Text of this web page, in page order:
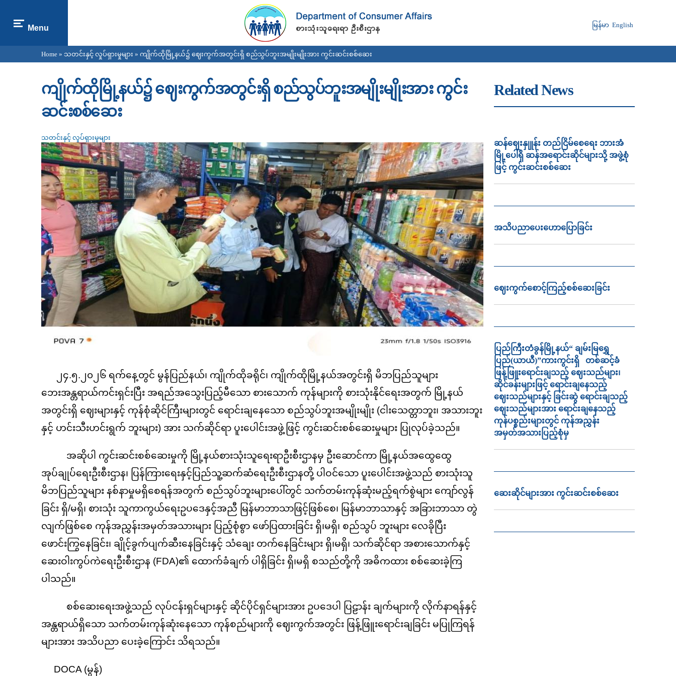
main
content
မြန်မာ English
Menu
You are here
Home » သတင်းနှင့် လှုပ်ရှားမှုများ » ကျိုက်ထိုမြို့နယ်၌ ဈေးကွက်အတွင်းရှိ စည်သွပ်ဘူးအမျိုးမျိုးအား ကွင်းဆင်းစစ်ဆေး
ကျိုက်ထိုမြို့နယ်၌ ဈေးကွက်အတွင်းရှိ စည်သွပ်ဘူးအမျိုးမျိုးအား ကွင်း
ဆင်းစစ်ဆေး
သတင်းနှင့် လှုပ်ရှားမှုများ
၂၄.၅.၂၀၂၆ ရက်နေ့တွင် မွန်ပြည်နယ်၊ ကျိုက်ထိုခရိုင်၊ ကျိုက်ထိုမြို့နယ်အတွင်းရှိ မိဘပြည်သူများ
ဘေးအန္တရာယ်ကင်းရှင်းပြီး အရည်အသွေးပြည့်မီသော စားသောက် ကုန်များကို စားသုံးနိုင်ရေးအတွက် မြို့နယ်
အတွင်းရှိ ဈေးများနှင့် ကုန်စုံဆိုင်ကြီးများတွင် ရောင်းချနေသော စည်သွပ်ဘူးအမျိုးမျိုး (ငါးသေတ္တာဘူး၊ အသားဘူး
နှင့် ဟင်းသီးဟင်းရွက် ဘူးများ) အား သက်ဆိုင်ရာ ပူးပေါင်းအဖွဲ့ဖြင့် ကွင်းဆင်းစစ်ဆေးမှုများ ပြုလုပ်ခဲ့သည်။
အဆိုပါ ကွင်းဆင်းစစ်ဆေးမှုကို မြို့နယ်စားသုံးသူရေးရာဦးစီးဌာနမှ ဦးဆောင်ကာ မြို့နယ်အထွေထွေ
အုပ်ချုပ်ရေးဦးစီးဌာန၊ ပြန်ကြားရေးနှင့်ပြည်သူ့ဆက်ဆံရေးဦးစီးဌာနတို့ ပါဝင်သော ပူးပေါင်းအဖွဲ့သည် စားသုံးသူ
မိဘပြည်သူများ နစ်နာမှုမရှိစေရန်အတွက် စည်သွပ်ဘူးများပေါ်တွင် သက်တမ်းကုန်ဆုံးမည့်ရက်စွဲများ ကျော်လွန်
ခြင်း ရှိ/မရှိ၊ စားသုံး သူကာကွယ်ရေးဥပဒေနှင့်အညီ မြန်မာဘာသာဖြင့်ဖြစ်စေ၊ မြန်မာဘာသာနှင့် အခြားဘာသာ တွဲ
လျက်ဖြစ်စေ ကုန်အညွှန်းအမှတ်အသားများ ပြည့်စုံစွာ ဖော်ပြထားခြင်း ရှိ၊မရှိ၊ စည်သွပ် ဘူးများ လေခိုပြီး
ဖောင်းကြွနေခြင်း၊ ချိုင့်ခွက်ပျက်ဆီးနေခြင်းနှင့် သံချေး တက်နေခြင်းများ ရှိ၊မရှိ၊ သက်ဆိုင်ရာ အစားသောက်နှင့်
ဆေးဝါးကွပ်ကဲရေးဦးစီးဌာန (FDA)၏ ထောက်ခံချက် ပါရှိခြင်း ရှိ၊မရှိ စသည်တို့ကို အဓိကထား စစ်ဆေးခဲ့ကြ
ပါသည်။
စစ်ဆေးရေးအဖွဲ့သည် လုပ်ငန်းရှင်များနှင့် ဆိုင်ပိုင်ရှင်များအား ဥပဒေပါ ပြဠာန်း ချက်များကို လိုက်နာရန်နှင့်
အန္တရာယ်ရှိသော သက်တမ်းကုန်ဆုံးနေသော ကုန်စည်များကို ဈေးကွက်အတွင်း ဖြန့်ဖြူးရောင်းချခြင်း မပြုကြရန်
များအား အသိပညာ ပေးခဲ့ကြောင်း သိရသည်။
DOCA (မွန်)
Related News
ဆန်ဈေးနှုူန်း တည်ငြိမ်စေရေး ဘားအံ
မြို့ပေါ်ရှိ ဆန်အရောင်းဆိုင်များသို့ အဖွဲ့စုံ
ဖြင့် ကွင်းဆင်းစစ်ဆေး
အသိပညာ‌ပေး‌ဟောပြောခြင်း
ဈေးကွက်စောင့်ကြည့်စစ်ဆေးခြင်း
ပြည်ကြီးတံခွန်မြို့နယ်“ ချမ်းမြရွှေ
ပြည်(ယာယီ)”ကားကွင်းရှိ တစ်ဆင့်ခံ
ဖြန့်ဖြူးရောင်းချသည့် ဈေးသည်များ၊
ဆိုင်ခန်းများဖြင့် ရောင်းချနေသည့်
ဈေးသည်များနှင့် ခြင်းဆွဲ ရောင်းချသည့်
ဈေးသည်များအား ရောင်းချနေသည့်
ကုန်ပစ္စည်းများတွင် ကုန်အညွှန်း
အမှတ်အသားပြည့်စုံမှ
ဆေးဆိုင်များအား ကွင်းဆင်းစစ်ဆေး